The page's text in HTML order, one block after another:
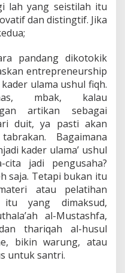
lah yang seistilah itu
dan distingtif. Jika
pandang dikotokik
entrepreneurship
ulama ushul fiqh.
mbak, kalau
artikan sebagai
duit, ya pasti akan
Bagaimana
kader ulama’ ushul
jadi pengusaha?
saja. Tetapi bukan itu
atau pelatihan
itu yang dimaksud,
al-Mustashfa,
thariqah al-husul
bikin warung, atau
untuk santri.